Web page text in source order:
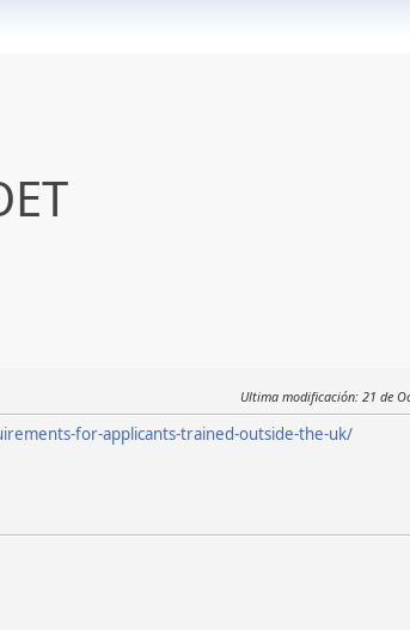
Ultima modificación: 21 de
for-applicants-trained-outside-the-uk/